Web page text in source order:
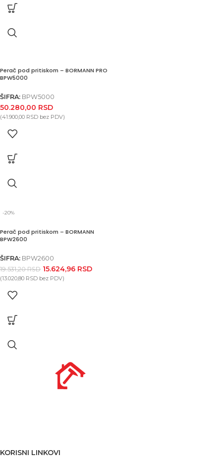
Perač pod pritiskom – BORMANN PRO
BPW5000
ŠIFRA: BPW5000
50.280,00 RSD
(41.900,00 RSD bez PDV)
-20%
Perač pod pritiskom – BORMANN
BPW2600
ŠIFRA: BPW2600
19.531,20RSD 15.624,96 RSD
(13.020,80 RSD bez PDV)
KORISNI LINKOVI